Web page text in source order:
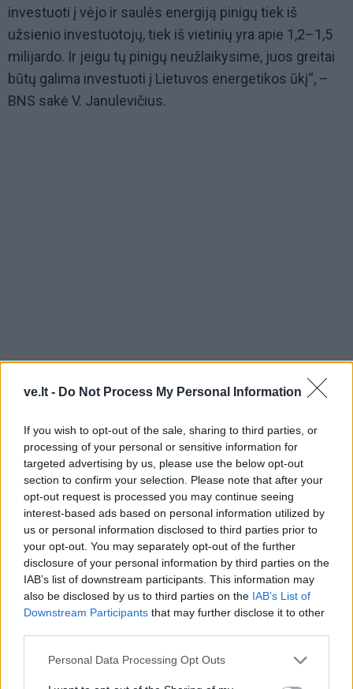
ve.lt - Do Not Process My Personal Information
If you wish to opt-out of the sale, sharing to third parties, or
processing of your personal or sensitive information for
targeted advertising by us, please use the below opt-out
section to confirm your selection. Please note that after your
opt-out request is processed you may continue seeing
interest-based ads based on personal information utilized by
us or personal information disclosed to third parties prior to
your opt-out. You may separately opt-out of the further
disclosure of your personal information by third parties on the
IAB’s list of downstream participants. This information may
also be disclosed by us to third parties on the IAB’s List of
Downstream Participants that may further disclose it to other
Personal Data Processing Opt Outs
investuoti į vėjo ir saulės energiją pinigų tiek iš
užsienio investuotojų, tiek iš vietinių yra apie 1,2–1,5
milijardo. Ir jeigu tų pinigų neužlaikysime, juos greitai
būtų galima investuoti į Lietuvos energetikos ūkį“, –
BNS sakė V. Janulevičius.
Su biurokratinėmis kliūtimis, pasak V. Janulevičiaus,
susiduriama norint įgyvendinti tiek saulės, tiek vėjo
verslui užtektų saulės energijos, stambiųjų pramonės
įmonių pagrindas būtų vėjo jėgainės.
Pramonininkų atstovo teigimu, daugiausia diskusijų
kyla dėl to, kas yra vizualinė tarša.
„Turi būti tos normos, apsauginės zonos, bet
pasižiūrėkime, kas yra Europoje, toje pačioje
Vokietijoje.